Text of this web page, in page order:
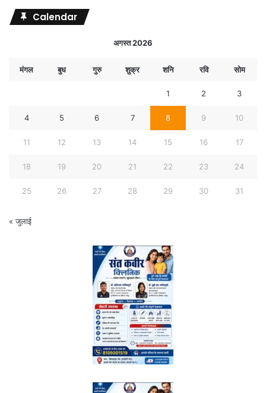
Calendar
अगस्त 2026
मंगल बुध गुरु शुक्र शनि रवि सोम
1 2 3
4 5 6 7 8 9 10
11 12 13 14 15 16 17
18 19 20 21 22 23 24
25 26 27 28 29 30 31
« जुलाई